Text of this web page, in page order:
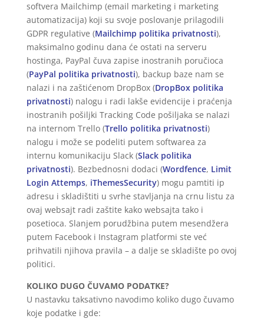
softvera Mailchimp (email marketing i marketing
automatizacija) koji su svoje poslovanje prilagodili
GDPR regulative (Mailchimp politika privatnosti),
maksimalno godinu dana će ostati na serveru
hostinga, PayPal čuva zapise inostranih poručioca
(PayPal politika privatnosti), backup baze nam se
nalazi i na zaštićenom DropBox (DropBox politika
privatnosti) nalogu i radi lakše evidencije i praćenja
inostranih pošiljki Tracking Code pošiljaka se nalazi
na internom Trello (Trello politika privatnosti)
nalogu i može se podeliti putem softwarea za
internu komunikaciju Slack (Slack politika
privatnosti). Bezbednosni dodaci (Wordfence, Limit
Login Attemps, iThemesSecurity) mogu pamtiti ip
adresu i skladištiti u svrhe stavljanja na crnu listu za
ovaj websajt radi zaštite kako websajta tako i
posetioca. Slanjem porudžbina putem mesendžera
putem Facebook i Instagram platformi ste već
prihvatili njihova pravila – a dalje se skladište po ovoj
politici.
KOLIKO DUGO ČUVAMO PODATKE?
U nastavku taksativno navodimo koliko dugo čuvamo
koje podatke i gde: